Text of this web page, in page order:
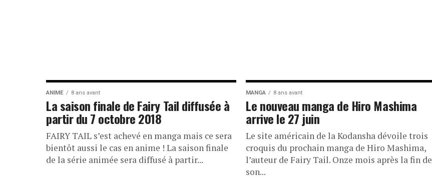
ANIME 8 ans avant
La saison finale de Fairy Tail diffusée à
partir du 7 octobre 2018
FAIRY TAIL s’est achevé en manga mais ce sera
bientôt aussi le cas en anime ! La saison finale
de la série animée sera diffusé à partir...
MANGA 8 ans avant
Le nouveau manga de Hiro Mashima
arrive le 27 juin
Le site américain de la Kodansha dévoile trois
croquis du prochain manga de Hiro Mashima,
l’auteur de Fairy Tail. Onze mois après la fin de
son...